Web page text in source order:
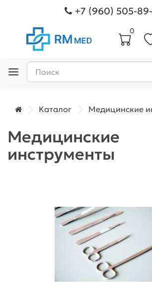
+7 (960) 505-
0
Каталог Медицинские
Медицинские
инструменты